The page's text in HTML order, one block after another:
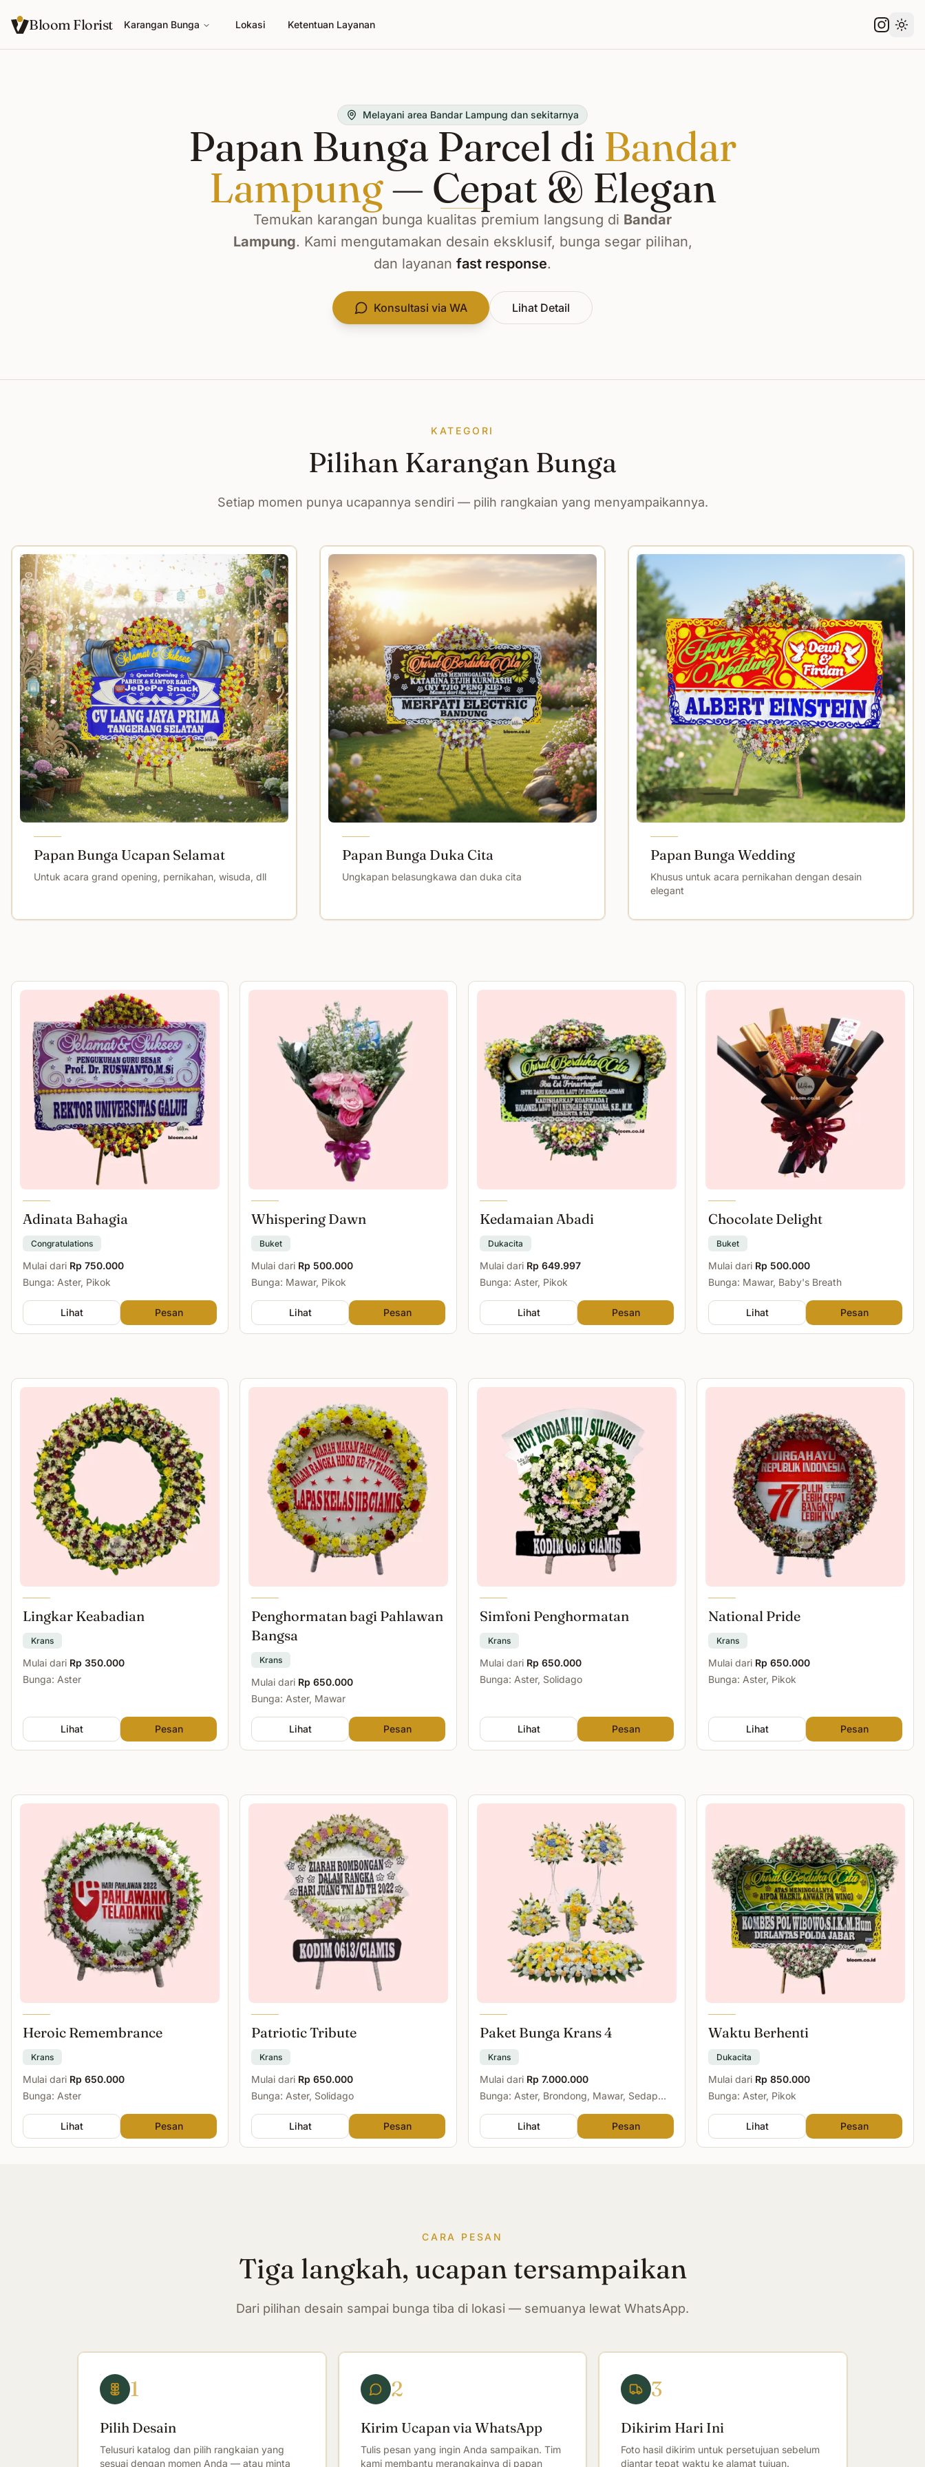
Bloom Florist Karangan Bunga Lokasi Ketentuan Layanan
Melayani area Bandar Lampung dan sekitarnya
Papan Bunga Parcel di Bandar
Lampung— Cepat & Elegan
Temukan karangan bunga kualitas premium langsung di Bandar
Lampung. Kami mengutamakan desain eksklusif, bunga segar pilihan,
dan layanan fast response.
Konsultasi via WA Lihat Detail
KATEGORI
Pilihan Karangan Bunga
Setiap momen punya ucapannya sendiri — pilih rangkaian yang menyampaikannya.
Papan Bunga Ucapan Selamat
Untuk acara grand opening, pernikahan, wisuda, dll
Papan Bunga Duka Cita
Ungkapan belasungkawa dan duka cita
Papan Bunga Wedding
Khusus untuk acara pernikahan dengan desain
elegant
Adinata Bahagia
Congratulations
Mulai dari Rp 750.000
Bunga: Aster, Pikok
Lihat Pesan
Whispering Dawn
Buket
Mulai dari Rp 500.000
Bunga: Mawar, Pikok
Lihat Pesan
Kedamaian Abadi
Dukacita
Mulai dari Rp 649.997
Bunga: Aster, Pikok
Lihat Pesan
Chocolate Delight
Buket
Mulai dari Rp 500.000
Bunga: Mawar, Baby's Breath
Lihat Pesan
Lingkar Keabadian
Krans
Mulai dari Rp 350.000
Bunga: Aster
Lihat Pesan
Penghormatan bagi Pahlawan
Bangsa
Krans
Mulai dari Rp 650.000
Bunga: Aster, Mawar
Lihat Pesan
Simfoni Penghormatan
Krans
Mulai dari Rp 650.000
Bunga: Aster, Solidago
Lihat Pesan
National Pride
Krans
Mulai dari Rp 650.000
Bunga: Aster, Pikok
Lihat Pesan
Heroic Remembrance
Krans
Mulai dari Rp 650.000
Bunga: Aster
Lihat Pesan
Patriotic Tribute
Krans
Mulai dari Rp 650.000
Bunga: Aster, Solidago
Lihat Pesan
Paket Bunga Krans 4
Krans
Mulai dari Rp 7.000.000
Bunga: Aster, Brondong, Mawar, Sedap
Lihat
Pesan
Waktu Berhenti
Dukacita
Mulai dari Rp 850.000
Bunga: Aster, Pikok
Lihat Pesan
CARA PESAN
Tiga langkah, ucapan tersampaikan
Dari pilihan desain sampai bunga tiba di lokasi — semuanya lewat WhatsApp.
1
Pilih Desain
Telusuri katalog dan pilih rangkaian yang
sesuai dengan momen Anda — atau minta
2
Kirim Ucapan via WhatsApp
Tulis pesan yang ingin Anda sampaikan. Tim
kami membantu merangkainya di papan
3
Dikirim Hari Ini
Foto hasil dikirim untuk persetujuan sebelum
diantar tepat waktu ke alamat tujuan.